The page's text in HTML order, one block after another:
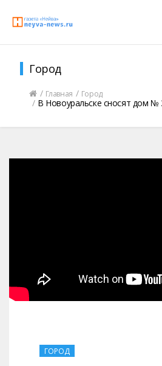
Город
Главная Город
В Новоуральске сносят дом №
ГОРОД